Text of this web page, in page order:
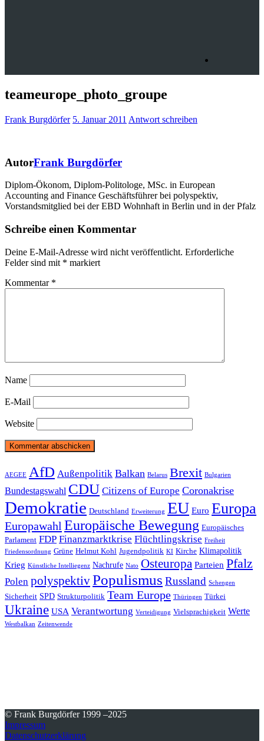
teameurope_photo_groupe
Frank Burgdörfer 5. Januar 2011 Antwort schreiben
AutorFrank Burgdörfer
Diplom-Ökonom, Diplom-Politologe, MSc. in European
Accounting and Finance Geschäftsführer bei polyspektiv,
Vorstandsmitglied bei der EBD Wohnhaft in Berlin und in der Pfalz
Schreibe einen Kommentar
Deine E-Mail-Adresse wird nicht veröffentlicht. Erforderliche
Felder sind mit * markiert
Kommentar *
Name
E-Mail
Website
Beitragsnavigation
AEGEE AfD Außenpolitik Balkan Belarus Brexit Bulgarien
Bundestagswahl CDU Citizens of Europe Coronakrise
Demokratie Deutschland Erweiterung EU Euro Europa
Europawahl Europäische Bewegung Europäisches
Parlament FDP Finanzmarktkrise Flüchtlingskrise Freiheit
Friedensordnung Grüne Helmut Kohl Jugendpolitik KI Kirche Klimapolitik
Krieg Künstliche Intelliegenz Nachrufe Nato Osteuropa Parteien Pfalz
Polen polyspektivPopulismus Russland Schengen
Sicherheit SPD Strukturpolitik Team Europe Thüringen Türkei
Ukraine USA Verantwortung Verteidigung Vielsprachigkeit Werte
Westbalkan Zeitenwende
© Frank Burgdörfer 1999 –2025
Impressum
Datenschutzerklärung